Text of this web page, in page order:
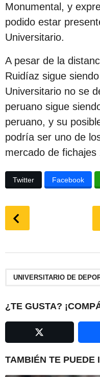
Monumental, y
podido estar
Universitario.
A pesar de la
Ruidíaz sigue
Universitario no se
peruano sigue
peruano, y su
podría ser uno de
mercado de
Twitter Facebook
i
n
t
i
UNIVERSITARIO DE
¿TE GUSTA?
TAMBIÉN TE PUEDE